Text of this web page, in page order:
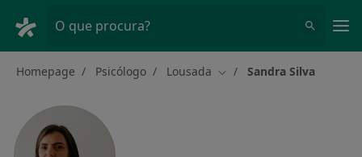
O que procura?
Homepage Psicólogo Lousada Mudar de cidade
Sandra Silva